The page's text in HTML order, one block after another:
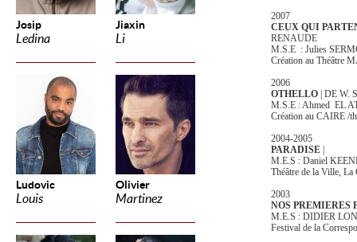
Josip
Ledina
Jiaxin
Li
Ludovic
Louis
Olivier
Martinez
2007
CEUX QUI
RENAUDE
M.S.E : Julies
Création au Théâtre
2006
OTHELLO | DE W.
M.S.E : Ahmed EL
Création au CAIRE /
2004-2005
PARADISE
M.E.S : Daniel
Théâtre de la Ville, La
2003
NOS PREMIERES
M.E.S : DIDIER
Festival de la